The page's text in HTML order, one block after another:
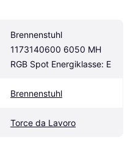
Brennenstuhl
1173140600 6050 MH
RGB Spot Energiklasse: E
Brennenstuhl
Torce da Lavoro